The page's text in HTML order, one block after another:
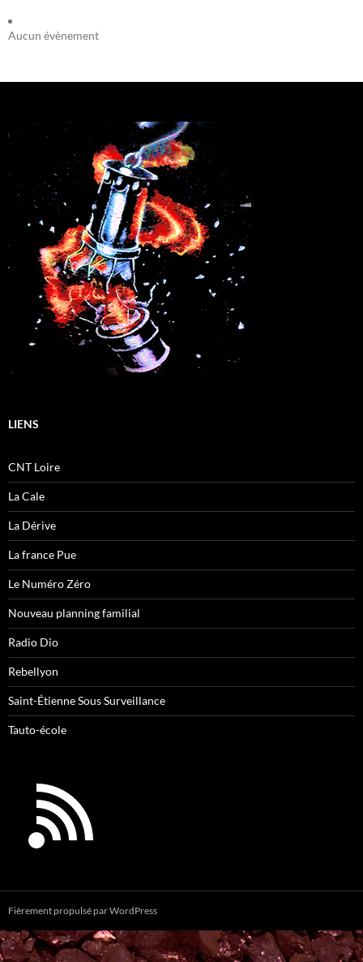
Aucun évènement
LIENS
CNT Loire
La Cale
La Dérive
La france Pue
Le Numéro Zéro
Nouveau planning familial
Radio Dio
Rebellyon
Saint-Étienne Sous Surveillance
Tauto-école
Fièrement propulsé par WordPress